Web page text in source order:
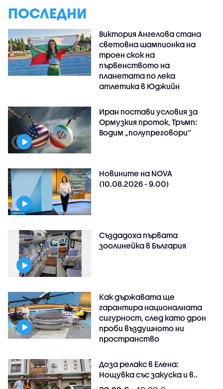
ПОСЛЕДНИ
Виктория Ангелова стана
световна шампионка на
троен скок на
първенството на
планетата по лека
атлетика в Юджийн
Иран постави условия за
Ормузкия проток, Тръмп:
Водим „полупреговори“
Новините на NOVA
(10.08.2026 - 9.00)
Създадоха първата
зоолинейка в България
Как държавата ще
гарантира националната
сигурност, след като дрон
проби въздушното ни
пространство
Доза релакс в Елена:
Нощувка със закуска и в..